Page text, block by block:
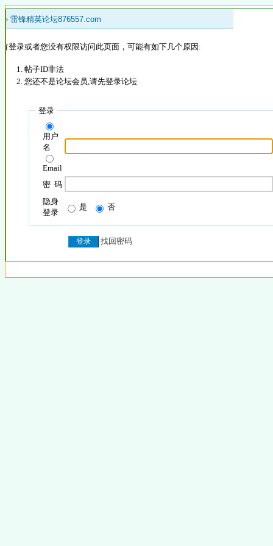
» 雷锋精英论坛876557.com
登录或者您没有权限访问此页面，可能有如下几个原因:
帖子ID非法
您还不是论坛会员,请先登录论坛
登录
用户
名
Email
密 码
隐身
登录
是 否
找回密码